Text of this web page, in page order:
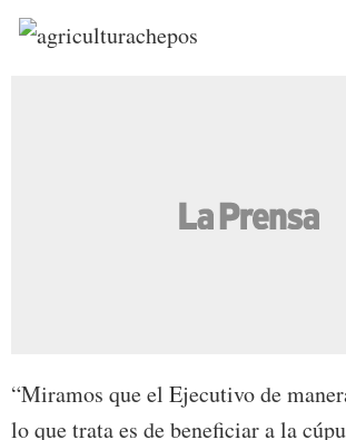
“Miramos que el Ejecutivo de
lo que trata es de beneficiar a la